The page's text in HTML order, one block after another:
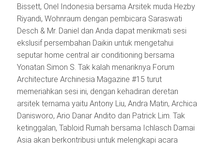
Bissett, Onel Indonesia bersama Arsitek muda Hezby
Riyandi, Wohnraum dengan pembicara Saraswati
Desch & Mr. Daniel dan Anda dapat menikmati sesi
ekslusif persembahan Daikin untuk mengetahui
seputar home central air conditioning bersama
Yonatan Simon S. Tak kalah menariknya Forum
Architecture Archinesia Magazine #15 turut
memeriahkan sesi ini, dengan kehadiran deretan
arsitek ternama yaitu Antony Liu, Andra Matin, Archica
Danisworo, Ario Danar Andito dan Patrick Lim. Tak
ketinggalan, Tabloid Rumah bersama Ichlasch Damai
Asia akan berkontribusi untuk melengkapi acara